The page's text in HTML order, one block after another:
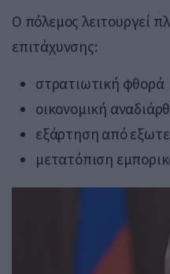
Ο πόλεμος λειτουργεί
επιτάχυνσης:
στρατιωτική φθορά
οικονομική
εξάρτηση από
μετατόπιση